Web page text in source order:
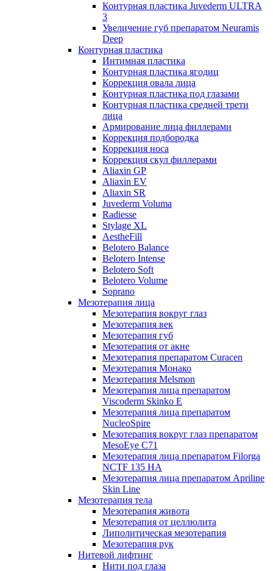
Контурная пластика Juvederm ULTRA
3
Увеличение губ препаратом Neuramis
Deep
Контурная пластика
Интимная пластика
Контурная пластика ягодиц
Коррекция овала лица
Контурная пластика под глазами
Контурная пластика средней трети
лица
Армирование лица филлерами
Коррекция подбородка
Коррекция носа
Коррекция скул филлерами
Aliaxin GP
Aliaxin EV
Aliaxin SR
Juvederm Voluma
Radiesse
Stylage XL
AestheFill
Belotero Balance
Belotero Intense
Belotero Soft
Belotero Volume
Soprano
Мезотерапия лица
Мезотерапия вокруг глаз
Мезотерапия век
Мезотерапия губ
Мезотерапия от акне
Мезотерапия препаратом Curacen
Мезотерапия Монако
Мезотерапия Melsmon
Мезотерапия лица препаратом
Viscoderm Skinko E
Мезотерапия лица препаратом
NucleoSpire
Мезотерапия вокруг глаз препаратом
MesoEye С71
Мезотерапия лица препаратом Filorga
NCTF 135 HA
Мезотерапия лица препаратом Apriline
Skin Line
Мезотерапия тела
Мезотерапия живота
Мезотерапия от целлюлита
Липолитическая мезотерапия
Мезотерапия рук
Нитевой лифтинг
Нити под глаза